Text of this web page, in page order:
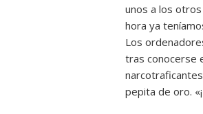
unos a los
hora ya
Los
tras conocerse
pepita de oro.